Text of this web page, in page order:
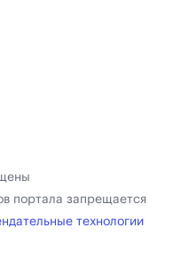
портала запрещается
технологии